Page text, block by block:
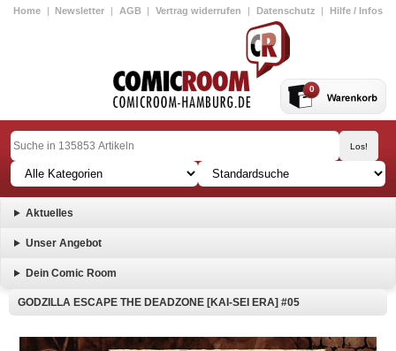
Home | Newsletter | AGB | Vertrag widerrufen | Datenschutz | Hilfe / Infos
0
Aktuelles
Unser Angebot
Dein Comic Room
GODZILLA ESCAPE THE DEADZONE [KAI-SEI ERA] #05